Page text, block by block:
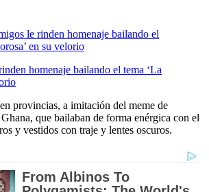
homenaje bailando el tema ‘La
provincias, a imitación del meme de
que bailaban de forma enérgica con el
y vestidos con traje y lentes oscuros.